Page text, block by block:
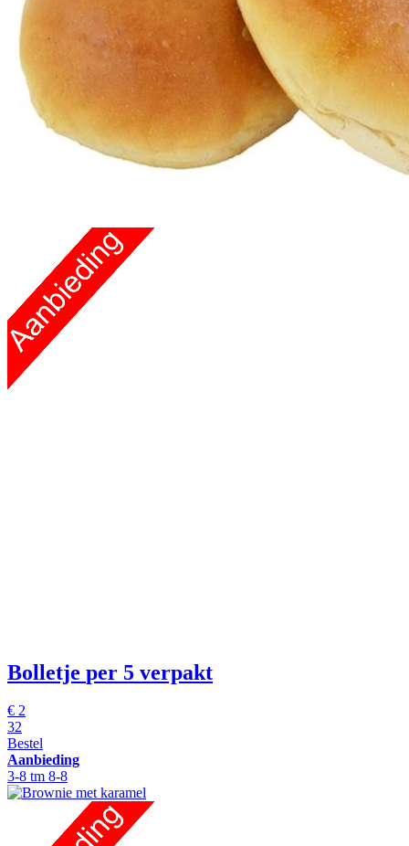
Bolletje per 5 verpakt
€ 2
32
Bestel
Aanbieding
3-8 tm 8-8